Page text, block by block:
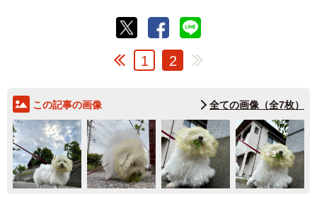
1 2
この記事の画像 全ての画像（全7枚）
3